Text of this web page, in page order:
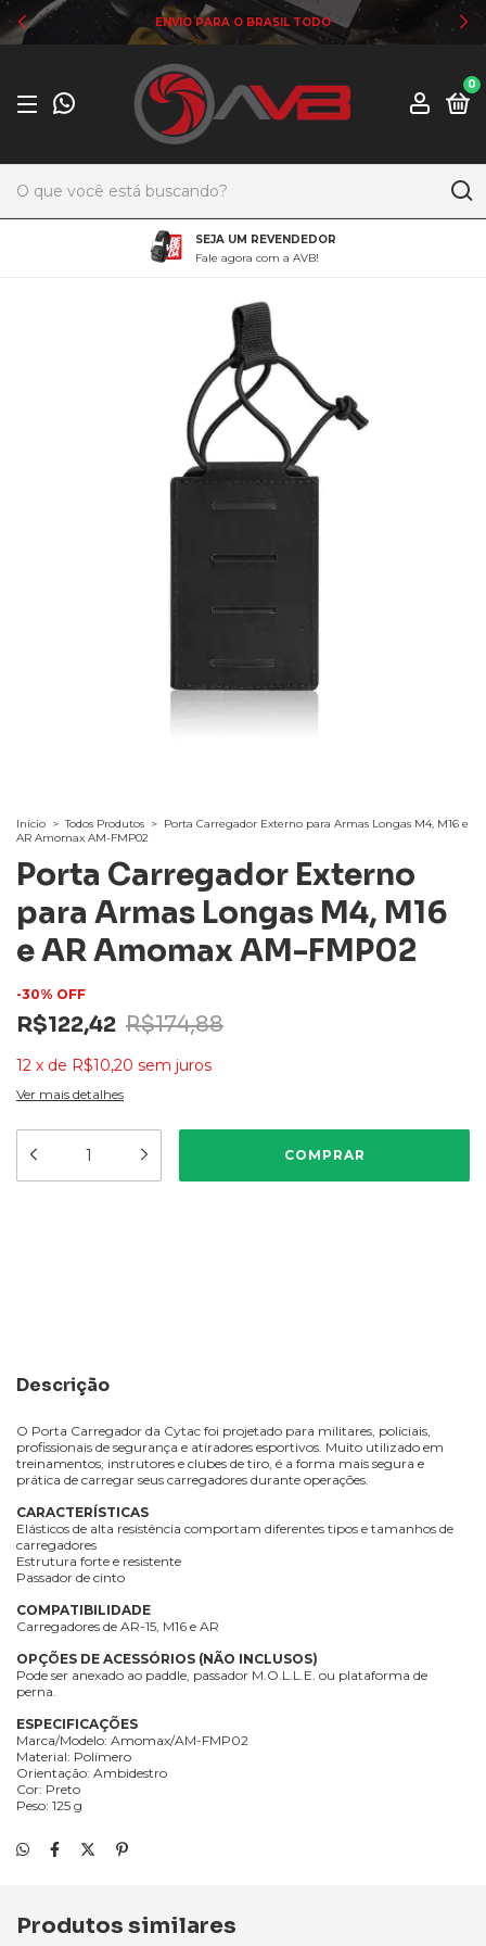
ENVIO PARA O BRASIL TODO
0
SEJA UM REVENDEDOR
Fale agora com a AVB!
Início > Todos Produtos > Porta Carregador Externo para Armas Longas M4, M16 e
AR Amomax AM-FMP02
Porta Carregador Externo
para Armas Longas M4, M16
e AR Amomax AM-FMP02
-30% OFF
R$122,42 R$174,88
12 x de R$10,20 sem juros
Ver mais detalhes
Descrição
O Porta Carregador da Cytac foi projetado para militares, policiais,
profissionais de segurança e atiradores esportivos. Muito utilizado em
treinamentos, instrutores e clubes de tiro, é a forma mais segura e
prática de carregar seus carregadores durante operações.
CARACTERÍSTICAS
Elásticos de alta resistência comportam diferentes tipos e tamanhos de
carregadores
Estrutura forte e resistente
Passador de cinto
COMPATIBILIDADE
Carregadores de AR-15, M16 e AR
OPÇÕES DE ACESSÓRIOS (NÃO INCLUSOS)
Pode ser anexado ao paddle, passador M.O.L.L.E. ou plataforma de
perna.
ESPECIFICAÇÕES
Marca/Modelo: Amomax/AM-FMP02
Material: Polímero
Orientação: Ambidestro
Cor: Preto
Peso: 125 g
Produtos similares